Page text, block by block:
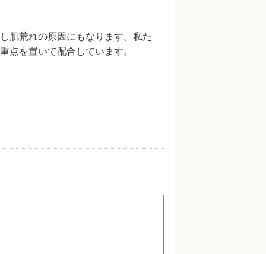
肌荒れの原因にもなります。私た
点を置いて配合しています。